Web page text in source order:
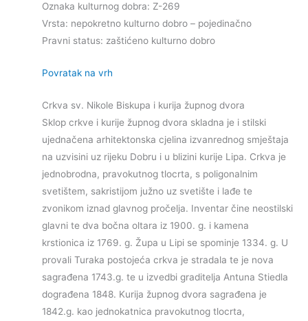
Oznaka kulturnog dobra: Z-269
Vrsta: nepokretno kulturno dobro – pojedinačno
Pravni status: zaštićeno kulturno dobro
Povratak na vrh
Crkva sv. Nikole Biskupa i kurija župnog dvora
Sklop crkve i kurije župnog dvora skladna je i stilski
ujednačena arhitektonska cjelina izvanrednog smještaja
na uzvisini uz rijeku Dobru i u blizini kurije Lipa. Crkva je
jednobrodna, pravokutnog tlocrta, s poligonalnim
svetištem, sakristijom južno uz svetište i lađe te
zvonikom iznad glavnog pročelja. Inventar čine neostilski
glavni te dva bočna oltara iz 1900. g. i kamena
krstionica iz 1769. g. Župa u Lipi se spominje 1334. g. U
provali Turaka postojeća crkva je stradala te je nova
sagrađena 1743.g. te u izvedbi graditelja Antuna Stiedla
dograđena 1848. Kurija župnog dvora sagrađena je
1842.g. kao jednokatnica pravokutnog tlocrta,